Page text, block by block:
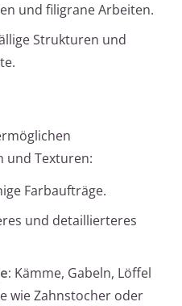
und filigrane Arbeiten.
Strukturen und
und Texturen:
Farbaufträge.
und detaillierteres
Kämme, Gabeln, Löffel
wie Zahnstocher oder